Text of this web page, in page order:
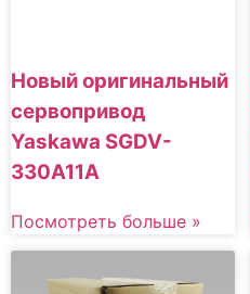
Новый оригинальный
сервопривод
Yaskawa SGDV-
330A11A
Посмотреть больше »